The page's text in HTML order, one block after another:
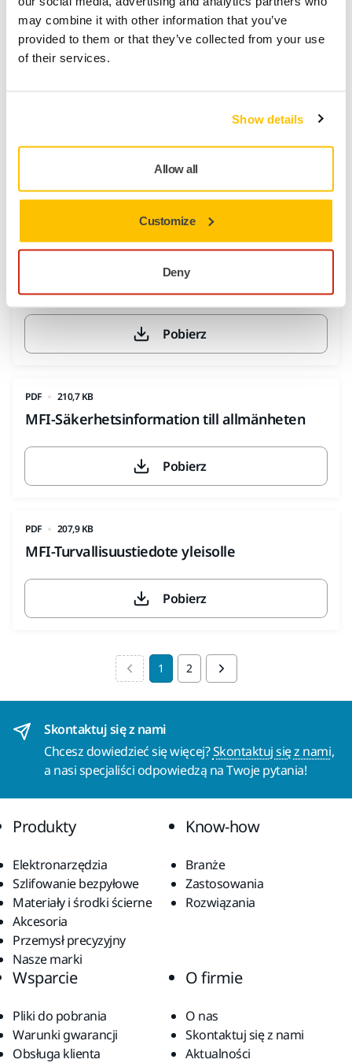
may combine it with other information that you’ve
provided to them or that they’ve collected from your use
of their services.
Show details
Allow all
Customize
Deny
KWH-Sustainability report 2025 EN
KWH-Vastuullisuusraportti 2024
Pobierz
Pobierz
PDF 210,7 KB
MFI-Säkerhetsinformation till allmänheten
Pobierz
PDF 207,9 KB
MFI-Turvallisuustiedote yleisolle
Pobierz
1 2
Skontaktuj się z nami
Chcesz dowiedzieć się więcej?Skontaktuj się z nami,
a nasi specjaliści odpowiedzą na Twoje pytania!
Produkty
Elektronarzędzia
Szlifowanie bezpyłowe
Materiały i środki ścierne
Akcesoria
Przemysł precyzyjny
Nasze marki
Know-how
Branże
Zastosowania
Rozwiązania
Wsparcie
Pliki do pobrania
Warunki gwarancji
Obsługa klienta
O firmie
O nas
Skontaktuj się z nami
Aktualności